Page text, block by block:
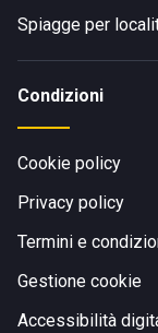
Spiagge per
Condizioni
Cookie policy
Privacy policy
Termini e
Gestione cookie
Accessibilità